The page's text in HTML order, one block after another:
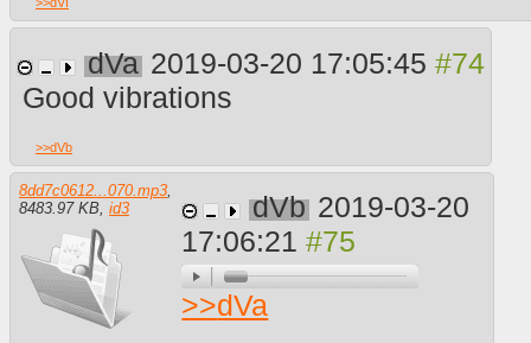
dVa 2019-03-20 17:05:45
Good vibrations
>>dVb
8dd7c0612...070.mp3
8483.97 KB id3 dVb 2019-03-20
17:06:21
>>dVa